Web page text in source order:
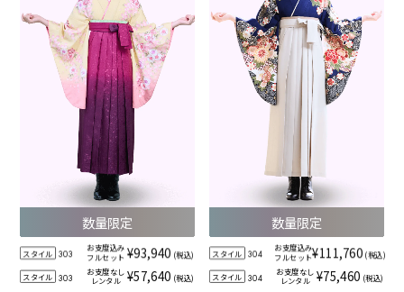
数量限定
スタイル 303
お支度込み
フルセット ¥93,940 (税込)
スタイル 303
お支度なし
レンタル
¥57,640 (税込)
数量限定
スタイル 304
お支度込み
フルセット¥111,760 (税込)
スタイル 304
お支度なし
レンタル ¥75,460 (税込)